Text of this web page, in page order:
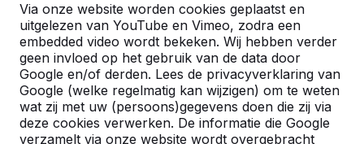
Via onze website worden cookies geplaatst en
uitgelezen van YouTube en Vimeo, zodra een
embedded video wordt bekeken. Wij hebben verder
geen invloed op het gebruik van de data door
Google en/of derden. Lees de privacyverklaring van
Google (welke regelmatig kan wijzigen) om te weten
wat zij met uw (persoons)gegevens doen die zij via
deze cookies verwerken. De informatie die Google
verzamelt via onze website wordt overgebracht
Product
Alles weergeven
Categorie
Alles weergeven